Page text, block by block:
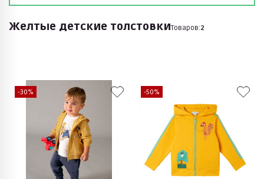
Желтые детские толстовкиТоваров:2
-30% -50%